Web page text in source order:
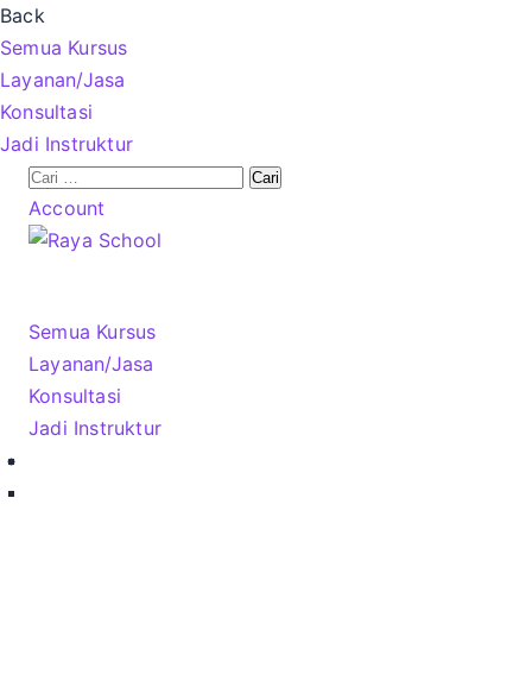
Back
Semua Kursus
Layanan/Jasa
Konsultasi
Jadi Instruktur
Account
Semua Kursus
Layanan/Jasa
Konsultasi
Jadi Instruktur